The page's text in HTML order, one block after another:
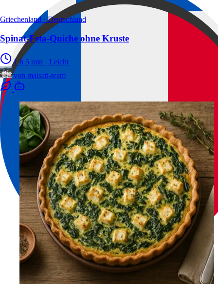
Griechenland · Deutschland
Spinat-Feta-Quiche ohne Kruste
1 h 5 min · Leicht
von malsati-team